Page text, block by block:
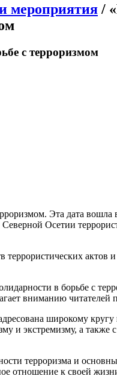
мероприятия /
с терроризмом
Эта дата
Осетии
актов
в борьбе с
вниманию читателей
широкому
и экстремизму, а
терроризма и
отношение к своей